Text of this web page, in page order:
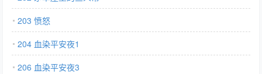
203 愤怒
204 血染平安夜1
206 血染平安夜3